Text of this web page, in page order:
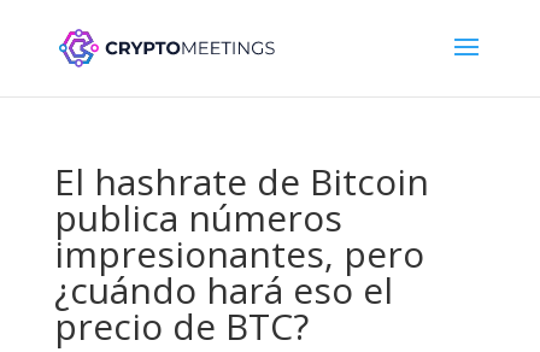
El hashrate de Bitcoin
publica números
impresionantes, pero
¿cuándo hará eso el
precio de BTC?